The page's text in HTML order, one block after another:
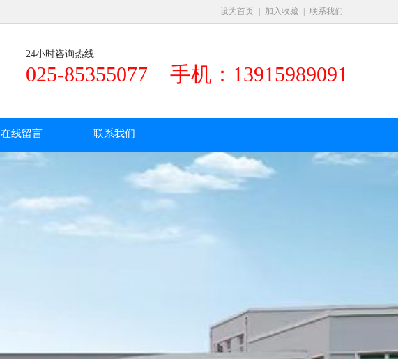
设为首页 加入收藏 联系我们
24小时咨询热线
025-85355077 手机：13915989091
在线留言 联系我们